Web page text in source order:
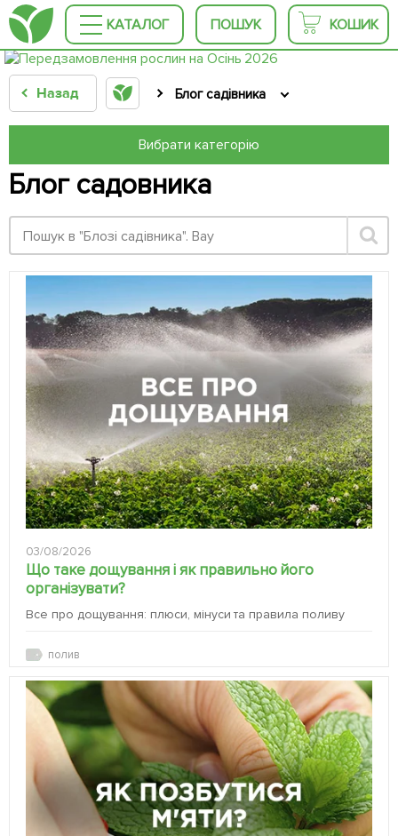
КАТАЛОГ ПОШУК КОШИК
Назад Блог садівника
Вибрати категорію
Блог садовника
03/08/2026
Що таке дощування і як правильно його
організувати?
Все про дощування: плюси, мінуси та правила поливу
полив